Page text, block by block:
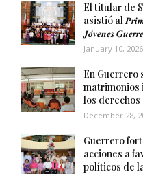
El titular de
asistió al
𝑱𝒐́𝒗𝒆𝒏𝒆𝒔
January 10, 2026
En Guerrero
matrimonios
los derechos
December 28,
Guerrero
acciones a
políticos de